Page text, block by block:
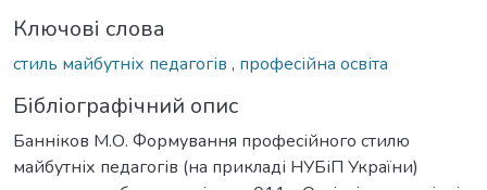
Ключові слова
стиль майбутніх педагогів , професійна освіта
Бібліографічний опис
Банніков М.О. Формування професійного стилю
майбутніх педагогів (на прикладі НУБіП України)